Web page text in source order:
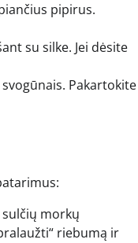
pipirus.
su silke. Jei dėsite
Pakartokite
morkų
riebumą ir